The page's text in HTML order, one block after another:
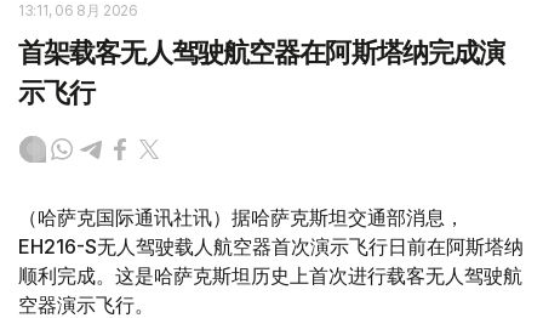
13:11, 06 8月 2026
首架载客无人驾驶航空器在阿斯塔纳完成演
示飞行
（哈萨克国际通讯社讯）据哈萨克斯坦交通部消息，
EH216-S无人驾驶载人航空器首次演示飞行日前在阿斯塔纳
顺利完成。这是哈萨克斯坦历史上首次进行载客无人驾驶航
空器演示飞行。